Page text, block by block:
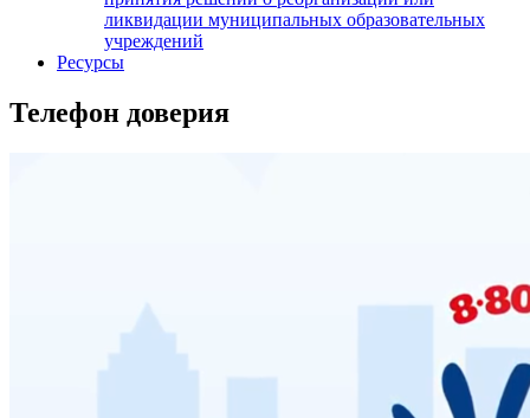
ликвидации муниципальных образовательных
учреждений
Ресурсы
Телефон доверия